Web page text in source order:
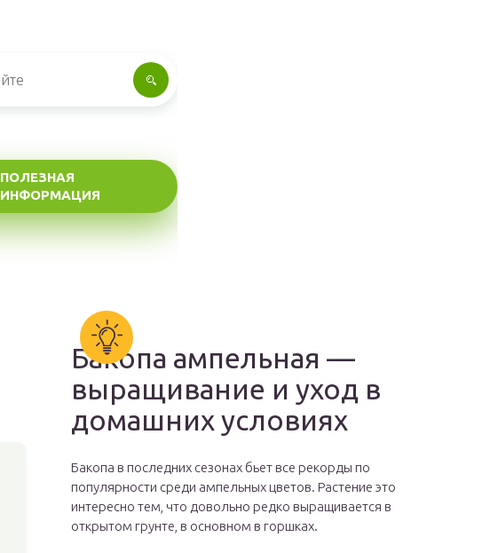
ПОЛЕЗНАЯ
ИНФОРМАЦИЯ
Бакопа ампельная —
выращивание и уход в
домашних условиях
Бакопа в последних сезонах бьет все рекорды по
популярности среди ампельных цветов. Растение это
интересно тем, что довольно редко выращивается в
открытом грунте, в основном в горшках.